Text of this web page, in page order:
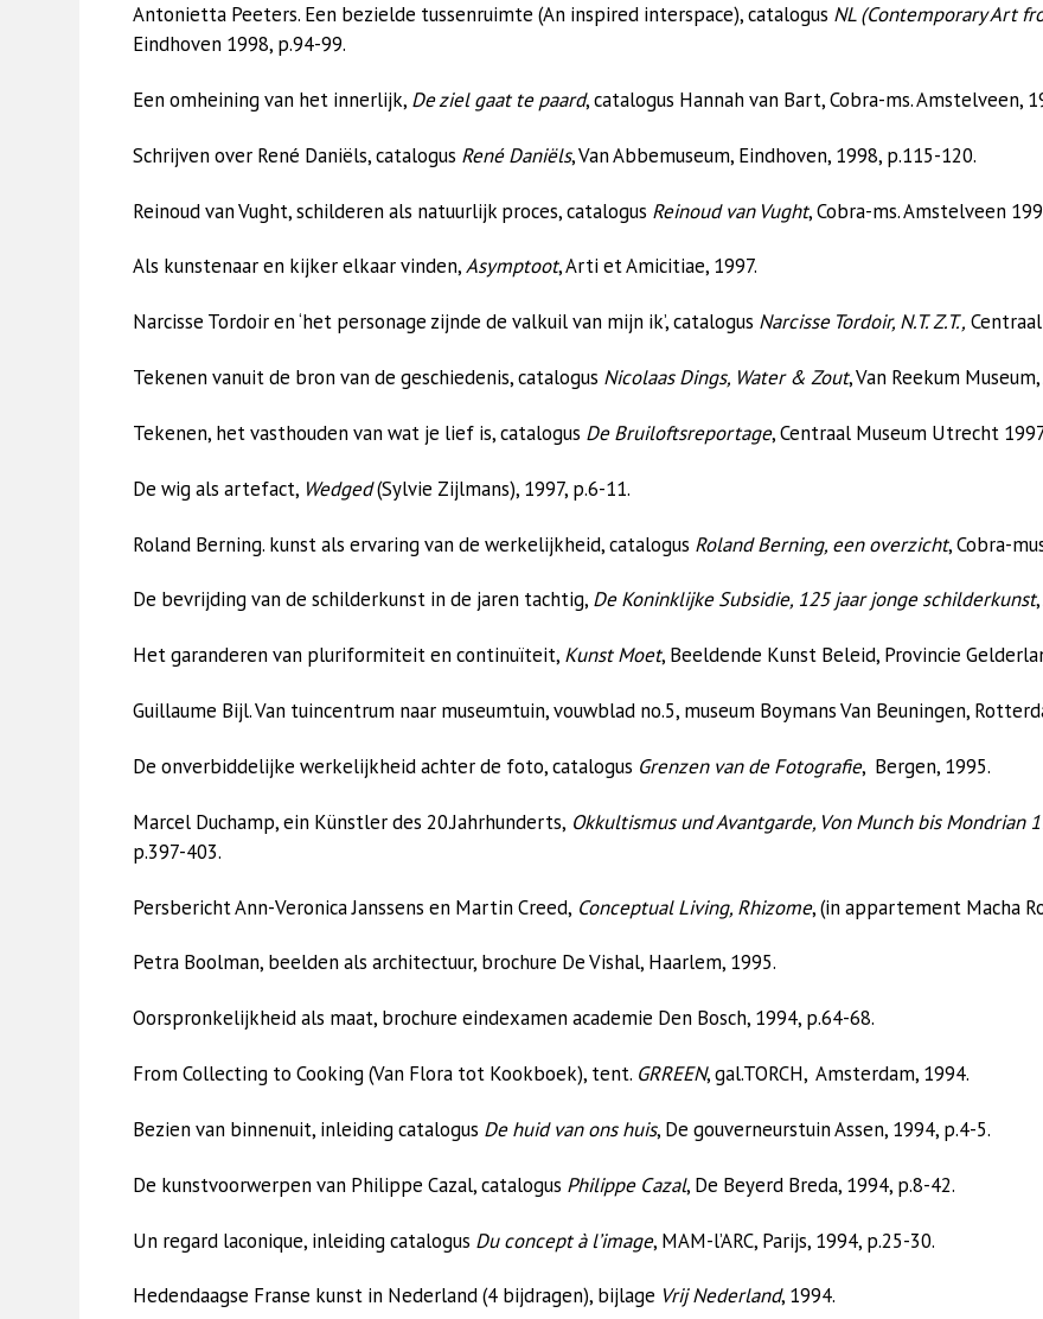
Antonietta Peeters. Een bezielde tussenruimte (An inspired interspace), catalogus NL (Contemporary Art
Eindhoven 1998, p.94-99.
Een omheining van het innerlijk, De ziel gaat te paard, catalogus Hannah van Bart, Cobra-ms. Amstelveen,
Schrijven over René Daniëls, catalogus René Daniëls, Van Abbemuseum, Eindhoven, 1998, p.115-120.
Reinoud van Vught, schilderen als natuurlijk proces, catalogus Reinoud van Vught, Cobra-ms. Amstelveen
Als kunstenaar en kijker elkaar vinden,Asymptoot, Arti et Amicitiae, 1997.
Narcisse Tordoir en ‘het personage zijnde de valkuil van mijn ik’, catalogus Narcisse Tordoir, N.T. Z.T.,
Tekenen vanuit de bron van de geschiedenis, catalogus Nicolaas Dings, Water & Zout, Van Reekum
Tekenen, het vasthouden van wat je lief is, catalogus De Bruiloftsreportage, Centraal Museum Utrecht
De wig als artefact, Wedged(Sylvie Zijlmans), 1997, p.6-11.
Roland Berning. kunst als ervaring van de werkelijkheid, catalogus Roland Berning, een overzicht, Cobra-
De bevrijding van de schilderkunst in de jaren tachtig, De Koninklijke Subsidie, 125 jaar jonge schilderkunst
Het garanderen van pluriformiteit en continuïteit, Kunst Moet, Beeldende Kunst Beleid, Provincie
Guillaume Bijl. Van tuincentrum naar museumtuin, vouwblad no.5, museum Boymans Van Beuningen,
De onverbiddelijke werkelijkheid achter de foto, catalogus Grenzen van de Fotografie, Bergen, 1995.
Marcel Duchamp, ein Künstler des 20.Jahrhunderts, Okkultismus und Avantgarde, Von Munch bis Mondrian
p.397-403.
Persbericht Ann-Veronica Janssens en Martin Creed, Conceptual Living, Rhizome, (in appartement Macha
Petra Boolman, beelden als architectuur, brochure De Vishal, Haarlem, 1995.
Oorspronkelijkheid als maat, brochure eindexamen academie Den Bosch, 1994, p.64-68.
From Collecting to Cooking (Van Flora tot Kookboek), tent. GRREEN, gal.TORCH, Amsterdam, 1994.
Bezien van binnenuit, inleiding catalogus De huid van ons huis, De gouverneurstuin Assen, 1994, p.4-5.
De kunstvoorwerpen van Philippe Cazal, catalogus Philippe Cazal, De Beyerd Breda, 1994, p.8-42.
Un regard laconique, inleiding catalogus Du concept à l’image, MAM-l’ARC, Parijs, 1994, p.25-30.
Hedendaagse Franse kunst in Nederland (4 bijdragen), bijlage Vrij Nederland, 1994.